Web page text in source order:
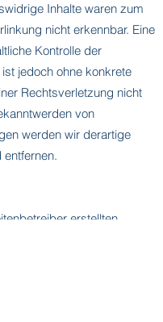
Inhalte waren zum
nicht erkennbar. Eine
Kontrolle der
jedoch ohne konkrete
Rechtsverletzung nicht
von
werden wir derartige
erstellten